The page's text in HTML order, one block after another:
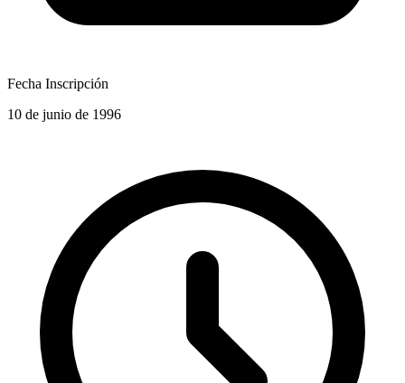
Fecha Inscripción
10 de junio de 1996